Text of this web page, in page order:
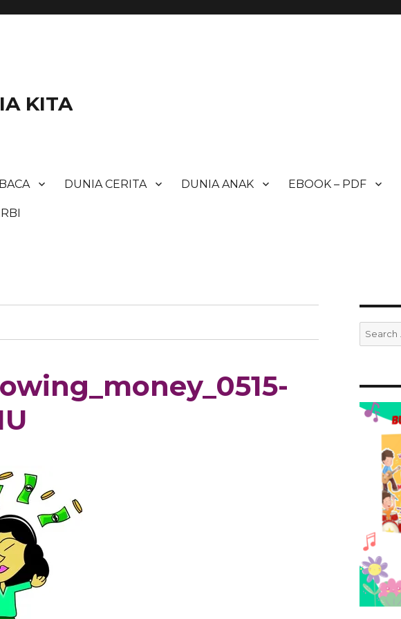
KITA
DUNIA CERITA DUNIA ANAK EBOOK – PDF
Search
for: